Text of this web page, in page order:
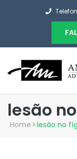
lesão
Home > lesão no